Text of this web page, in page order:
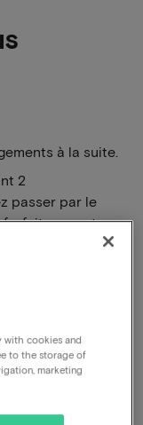
auprès
ma
à la suite.
2
passer par le
forfait ne peut
with cookies and
to the storage of
marketing